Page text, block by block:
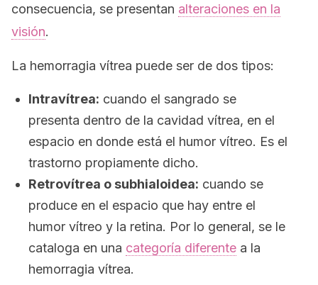
consecuencia, se presentan alteraciones en la
visión.
La hemorragia vítrea puede ser de dos tipos:
Intravítrea: cuando el sangrado se
presenta dentro de la cavidad vítrea, en el
espacio en donde está el humor vítreo. Es el
trastorno propiamente dicho.
Retrovítrea o subhialoidea: cuando se
produce en el espacio que hay entre el
humor vítreo y la retina. Por lo general, se le
cataloga en una categoría diferente a la
hemorragia vítrea.